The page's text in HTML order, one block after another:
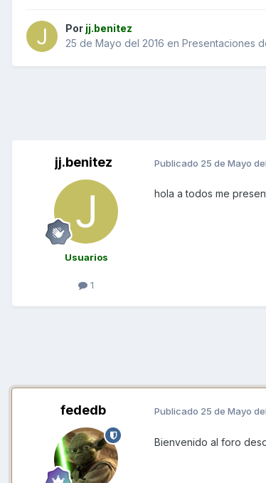
Por jj.benitez
25 de Mayo del 2016 en Presentaciones
jj.benitez
Usuarios
1
Publicado 25 de Mayo
hola a todos me
fededb Publicado 25 de Mayo
Bienvenido al foro